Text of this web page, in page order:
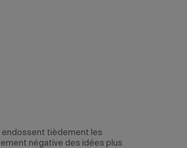
endossent tièdement les
négative des idées plus